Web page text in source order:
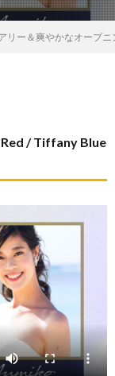
リー＆爽やかなオープニ
/ Tiffany Blue